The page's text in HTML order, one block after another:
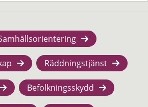
Räddningstjänst
Befolkningsskydd